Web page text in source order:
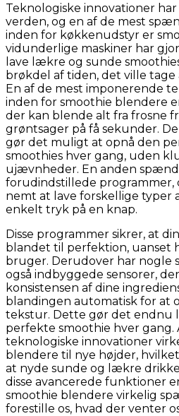
Teknologiske innovationer
verden, og en af de mest
inden for køkkenudstyr er
vidunderlige maskiner har
lave lækre og sunde
brøkdel af tiden, det ville
En af de mest imponerende
inden for smoothie blendere
der kan blende alt fra frosne
grøntsager på få sekunder.
gør det muligt at opnå den
smoothies hver gang, uden
ujævnheder. En anden
forudindstillede programmer,
nemt at lave forskellige typer
enkelt tryk på en knap.
Disse programmer sikrer, at
blandet til perfektion, uanset
bruger. Derudover har nogle
også indbyggede sensorer,
konsistensen af dine
blandingen automatisk for at
tekstur. Dette gør det endnu
perfekte smoothie hver gang.
teknologiske innovationer
blendere til nye højder,
at nyde sunde og lækre
disse avancerede funktioner
smoothie blendere virkelig
forestille os, hvad der venter